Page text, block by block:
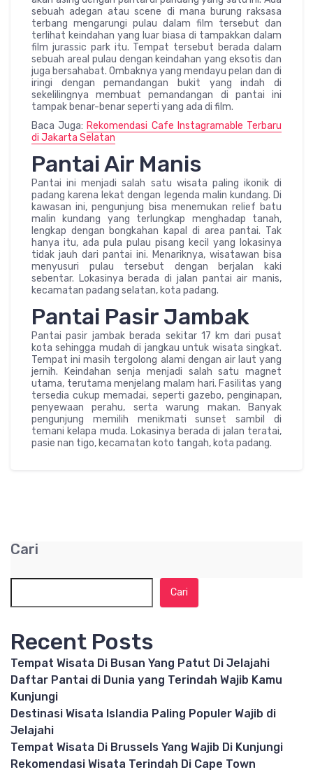
sebuah adegan atau scene di mana burung raksasa
terbang mengarungi pulau dalam film tersebut dan
terlihat keindahan yang luar biasa di tampakkan dalam
film jurassic park itu. Tempat tersebut berada dalam
sebuah areal pulau dengan keindahan yang eksotis dan
juga bersahabat. Ombaknya yang mendayu pelan dan di
iringi dengan pemandangan bukit yang indah di
sekelilingnya membuat pemandangan di pantai ini
tampak benar-benar seperti yang ada di film.
Baca Juga: Rekomendasi Cafe Instagramable Terbaru
di Jakarta Selatan
Pantai Air Manis
Pantai ini menjadi salah satu wisata paling ikonik di
padang karena lekat dengan legenda malin kundang. Di
kawasan ini, pengunjung bisa menemukan relief batu
malin kundang yang terlungkap menghadap tanah,
lengkap dengan bongkahan kapal di area pantai. Tak
hanya itu, ada pula pulau pisang kecil yang lokasinya
tidak jauh dari pantai ini. Menariknya, wisatawan bisa
menyusuri pulau tersebut dengan berjalan kaki
sebentar. Lokasinya berada di jalan pantai air manis,
kecamatan padang selatan, kota padang.
Pantai Pasir Jambak
Pantai pasir jambak berada sekitar 17 km dari pusat
kota sehingga mudah di jangkau untuk wisata singkat.
Tempat ini masih tergolong alami dengan air laut yang
jernih. Keindahan senja menjadi salah satu magnet
utama, terutama menjelang malam hari. Fasilitas yang
tersedia cukup memadai, seperti gazebo, penginapan,
penyewaan perahu, serta warung makan. Banyak
pengunjung memilih menikmati sunset sambil di
temani kelapa muda. Lokasinya berada di jalan teratai,
pasie nan tigo, kecamatan koto tangah, kota padang.
Cari
Cari
Recent Posts
Tempat Wisata Di Busan Yang Patut Di Jelajahi
Daftar Pantai di Dunia yang Terindah Wajib Kamu
Kunjungi
Destinasi Wisata Islandia Paling Populer Wajib di
Jelajahi
Tempat Wisata Di Brussels Yang Wajib Di Kunjungi
Rekomendasi Wisata Terindah Di Cape Town